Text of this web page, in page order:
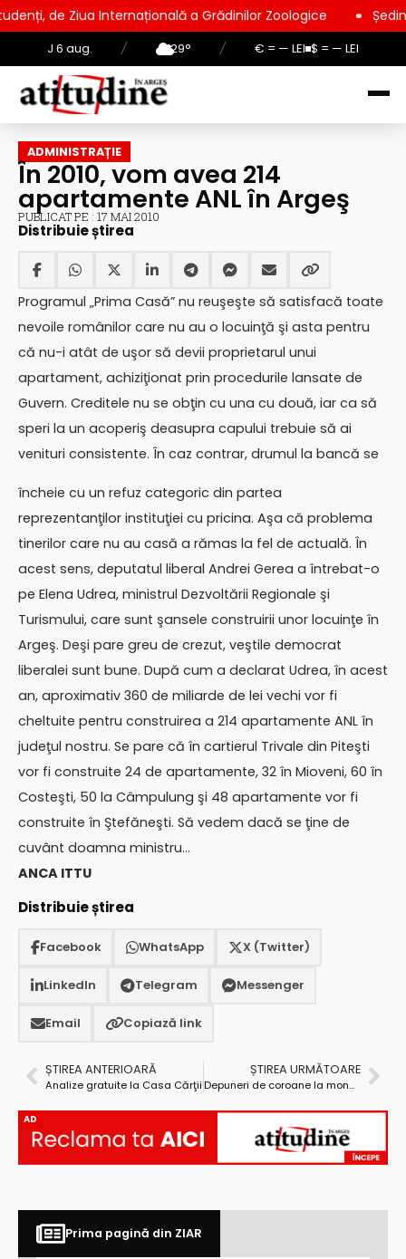
J 6 aug. / 29° / € = — LEI $ = — LEI
Internațională a Grădinilor Zoologice Ședință
ADMINISTRAȚIE
În 2010, vom avea 214
apartamente ANL în Argeş
PUBLICAT PE : 17 MAI 2010
Distribuie știrea
Programul „Prima Casă” nu reuşeşte să satisfacă toate
nevoile românilor care nu au o locuinţă şi asta pentru
că nu-i atât de uşor să devii proprietarul unui
apartament, achiziţionat prin procedurile lansate de
Guvern. Creditele nu se obţin cu una cu două, iar ca să
speri la un acoperiş deasupra capului trebuie să ai
venituri consistente. În caz contrar, drumul la bancă se
încheie cu un refuz categoric din partea
reprezentanţilor instituţiei cu pricina. Aşa că problema
tinerilor care nu au casă a rămas la fel de actuală. În
acest sens, deputatul liberal Andrei Gerea a întrebat-o
pe Elena Udrea, ministrul Dezvoltării Regionale şi
Turismului, care sunt şansele construirii unor locuinţe în
Argeş. Deşi pare greu de crezut, veştile democrat
liberalei sunt bune. După cum a declarat Udrea, în acest
an, aproximativ 360 de miliarde de lei vechi vor fi
cheltuite pentru construirea a 214 apartamente ANL în
judeţul nostru. Se pare că în cartierul Trivale din Piteşti
vor fi construite 24 de apartamente, 32 în Mioveni, 60 în
Costeşti, 50 la Câmpulung şi 48 apartamente vor fi
construite în Ştefăneşti. Să vedem dacă se ţine de
cuvânt doamna ministru…
ANCA ITTU
Distribuie știrea
Facebook WhatsApp X (Twitter)
LinkedIn Telegram Messenger
Email Copiază link
ȘTIREA ANTERIOARĂ
Analize gratuite la Casa Cărţii
ȘTIREA URMĂTOARE
Depuneri de coroane la monumentele eroilor din Mioveni
AD
Prima pagină din ZIAR